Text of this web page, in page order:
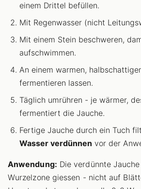
einem Drittel befüllen.
Mit Regenwasser (nicht
Mit einem Stein beschweren,
aufschwimmen.
An einem warmen,
fermentieren lassen.
Täglich umrühren - je wärmer,
fermentiert die Jauche.
Fertige Jauche durch ein Tuch
Wasser verdünnen vor der
Anwendung: Die verdünnte
Wurzelzone giessen - nicht auf